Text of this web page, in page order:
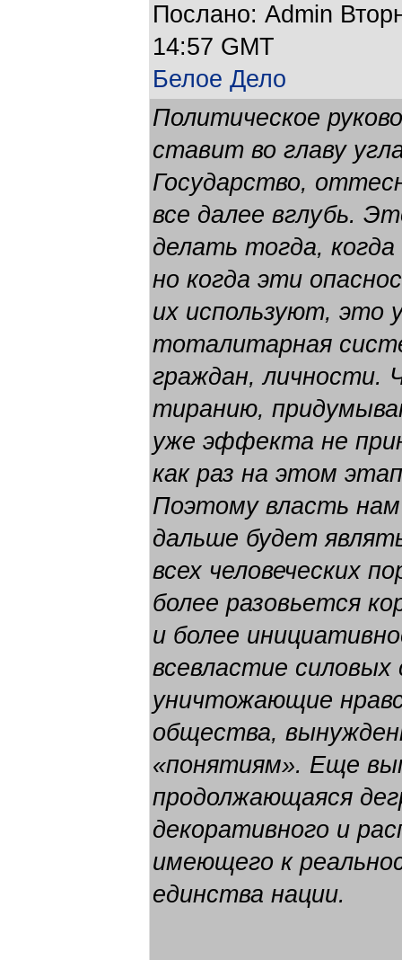
Послано: Admin
14:57 GMT
Белое Дело
Политическое
ставит во главу
Государство,
все далее вглубь.
делать тогда,
но когда эти
их используют, это
тоталитарная
граждан, личности.
тиранию,
уже эффекта не
как раз на этом
Поэтому власть
дальше будет
всех человеческих
более разовьется
и более
всевластие
уничтожающие
общества,
«понятиям». Еще
продолжающаяся
декоративного и
имеющего к
единства нации.